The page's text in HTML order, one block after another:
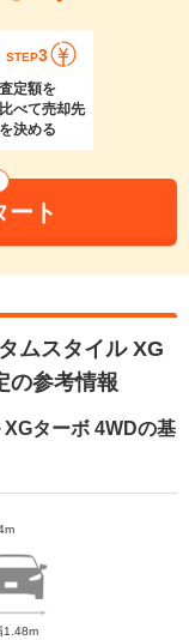
STEP3
査定額を
比べて売却先
を決める
ート
ムスタイル XG
の参考情報
ターボ 4WDの基
1.48m